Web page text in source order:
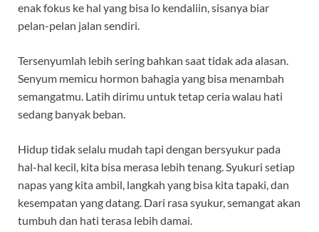
enak fokus ke hal yang bisa lo kendaliin, sisanya biar
pelan-pelan jalan sendiri.
Tersenyumlah lebih sering bahkan saat tidak ada alasan.
Senyum memicu hormon bahagia yang bisa menambah
semangatmu. Latih dirimu untuk tetap ceria walau hati
sedang banyak beban.
Hidup tidak selalu mudah tapi dengan bersyukur pada
hal-hal kecil, kita bisa merasa lebih tenang. Syukuri setiap
napas yang kita ambil, langkah yang bisa kita tapaki, dan
kesempatan yang datang. Dari rasa syukur, semangat akan
tumbuh dan hati terasa lebih damai.